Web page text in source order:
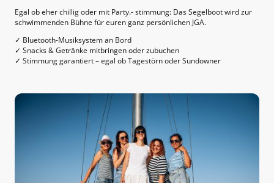
Egal ob eher chillig oder mit Party.- stimmung: Das Segelboot wird zur
schwimmenden Bühne für euren ganz persönlichen JGA.
✓ Bluetooth-Musiksystem an Bord
✓ Snacks & Getränke mitbringen oder zubuchen
✓ Stimmung garantiert – egal ob Tagestörn oder Sundowner